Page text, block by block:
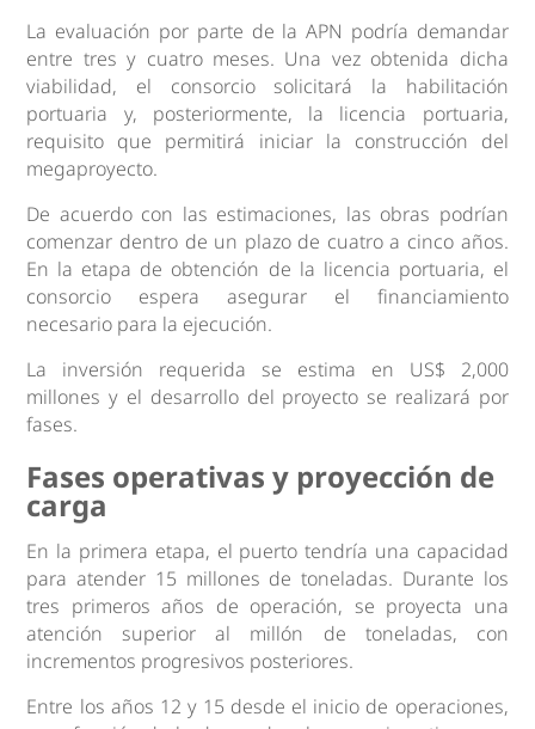
La evaluación por parte de la APN podría demandar
entre tres y cuatro meses. Una vez obtenida dicha
viabilidad, el consorcio solicitará la habilitación
portuaria y, posteriormente, la licencia portuaria,
requisito que permitirá iniciar la construcción del
megaproyecto.
De acuerdo con las estimaciones, las obras podrían
comenzar dentro de un plazo de cuatro a cinco años.
En la etapa de obtención de la licencia portuaria, el
consorcio espera asegurar el financiamiento
necesario para la ejecución.
La inversión requerida se estima en US$ 2,000
millones y el desarrollo del proyecto se realizará por
fases.
Fases operativas y proyección de
carga
En la primera etapa, el puerto tendría una capacidad
para atender 15 millones de toneladas. Durante los
tres primeros años de operación, se proyecta una
atención superior al millón de toneladas, con
incrementos progresivos posteriores.
Entre los años 12 y 15 desde el inicio de operaciones,